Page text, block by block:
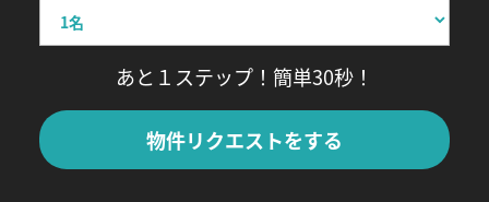
あと１ステップ！簡単30秒！
物件リクエストをする